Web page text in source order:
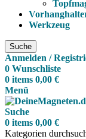
Werkzeug
Suche
Anmelden /
0 Wunschliste
0 items 0,00 €
Menü
Suche
0 items 0,00 €
Kategorien